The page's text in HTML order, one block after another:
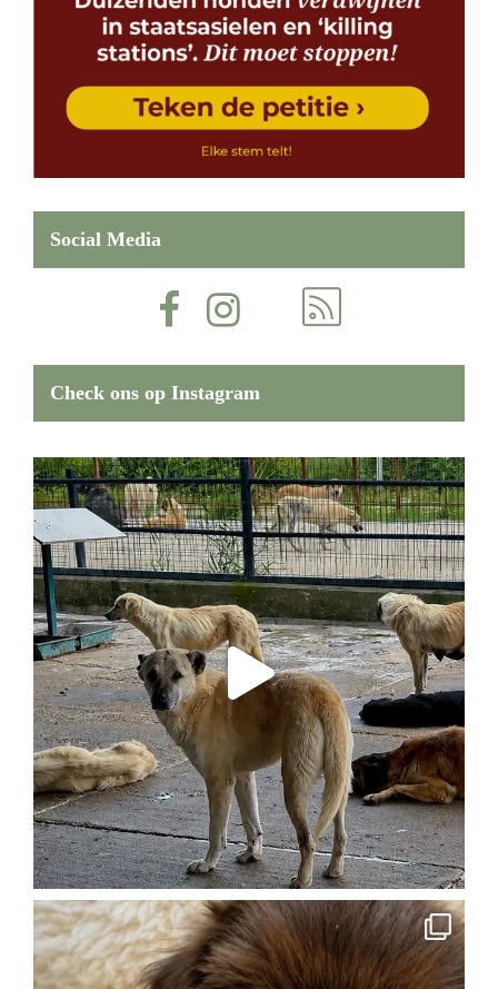
Social Media
Check ons op Instagram